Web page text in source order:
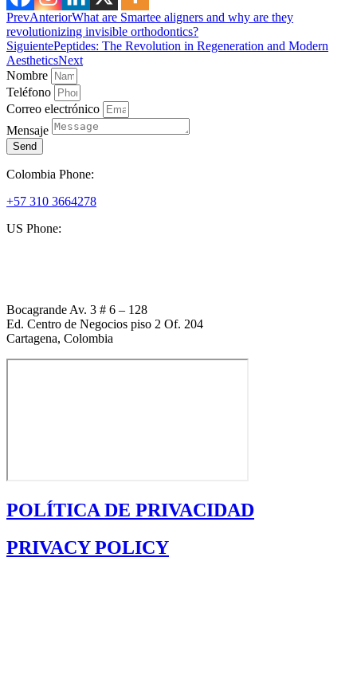
PrevAnteriorWhat are Smartee aligners and why are they
revolutionizing invisible orthodontics?
SiguientePeptides: The Revolution in Regeneration and Modern
AestheticsNext
Nombre
Teléfono
Correo electrónico
Mensaje
Send
Colombia Phone:
+57 310 3664278
US Phone:
Bocagrande Av. 3 # 6 – 128
Ed. Centro de Negocios piso 2 Of. 204
Cartagena, Colombia
POLÍTICA DE PRIVACIDAD
PRIVACY POLICY